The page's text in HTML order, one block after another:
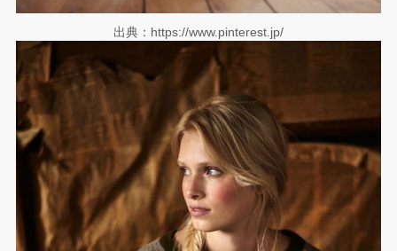
出典：https://www.pinterest.jp/